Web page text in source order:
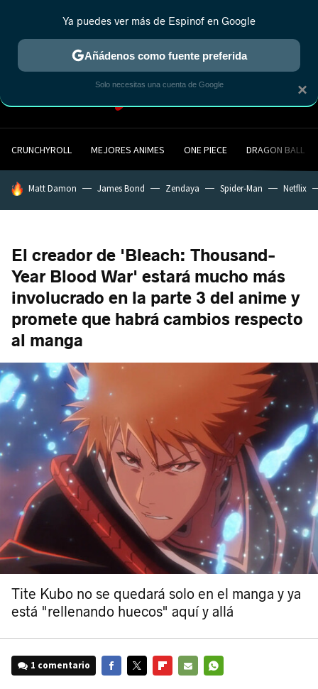
CRUNCHYROLL MEJORES ANIMES ONE PIECE DRAGON BALL
HOY SE HABLA DE
Matt Damon James Bond Zendaya Spider-Man Netflix
El creador de 'Bleach: Thousand-
Year Blood War' estará mucho más
involucrado en la parte 3 del anime y
promete que habrá cambios respecto
al manga
Tite Kubo no se quedará solo en el manga y ya
está "rellenando huecos" aquí y allá
1 comentario
×
Ya puedes ver más de Espinof en Google
Añádenos como fuente preferida
Solo necesitas una cuenta de Google